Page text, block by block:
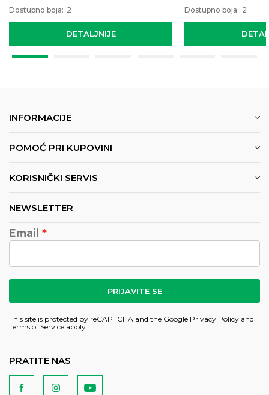
DETALJNIJE
Dostupno boja: 2 Dostupno boja: 2
INFORMACIJE
POMOĆ PRI KUPOVINI
KORISNIČKI SERVIS
NEWSLETTER
Email
PRIJAVITE SE
This site is protected by reCAPTCHA and the Google Privacy Policy and
Terms of Service apply.
PRATITE NAS